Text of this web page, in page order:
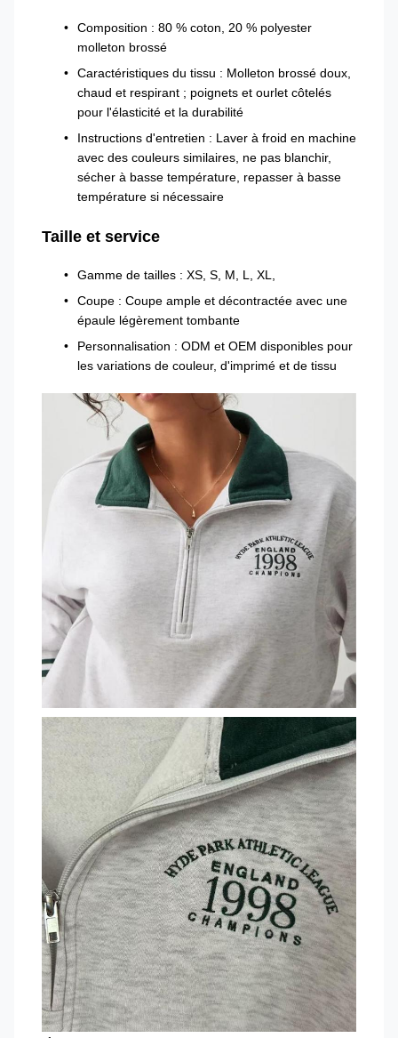
Composition : 80 % coton, 20 % polyester
molleton brossé
Caractéristiques du tissu : Molleton brossé doux,
chaud et respirant ; poignets et ourlet côtelés
pour l'élasticité et la durabilité
Instructions d'entretien : Laver à froid en machine
avec des couleurs similaires, ne pas blanchir,
sécher à basse température, repasser à basse
température si nécessaire
Taille et service
Gamme de tailles : XS, S, M, L, XL,
Coupe : Coupe ample et décontractée avec une
épaule légèrement tombante
Personnalisation : ODM et OEM disponibles pour
les variations de couleur, d'imprimé et de tissu